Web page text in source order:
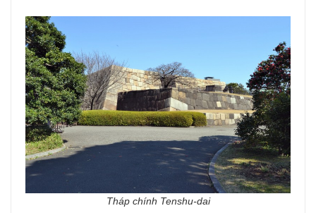
Tháp chính Tenshu-dai